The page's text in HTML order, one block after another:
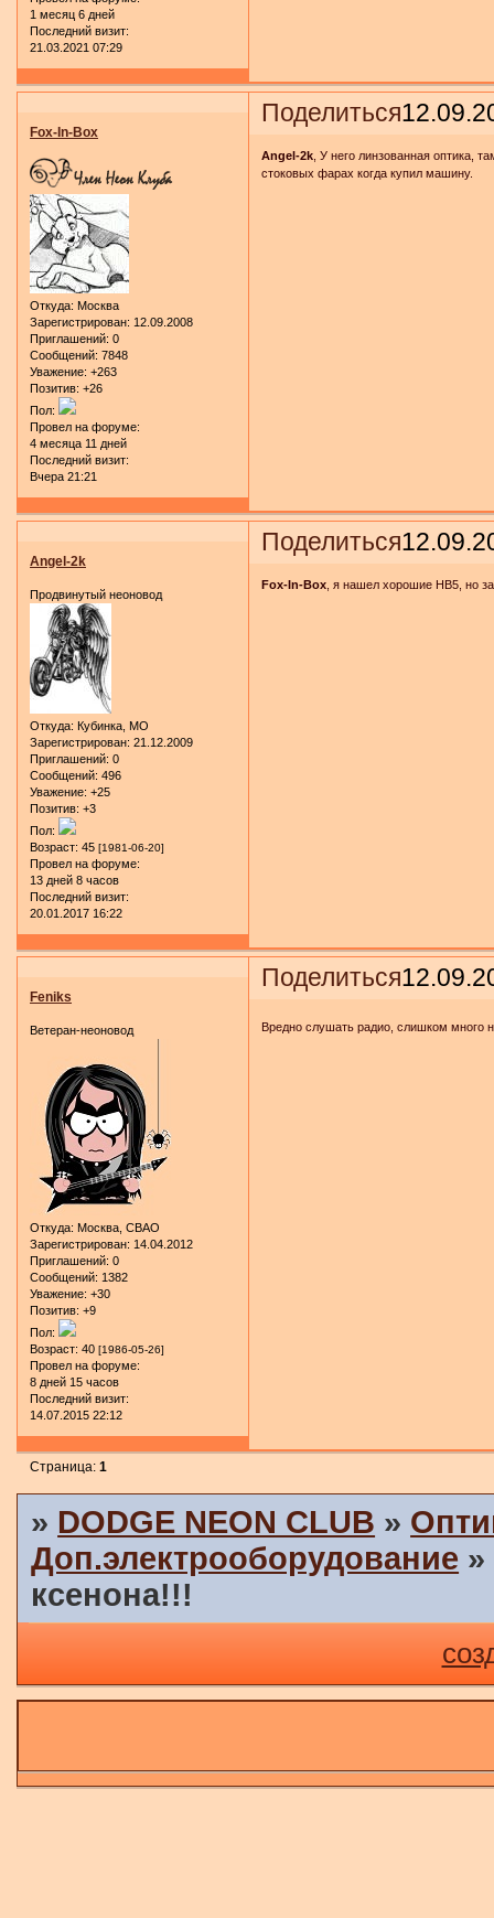
1 месяц 6 дней
Последний визит:
21.03.2021 07:29
Поделиться
Fox-In-Box
Откуда: Москва
Зарегистрирован: 12.09.2008
Приглашений: 0
Сообщений: 7848
Уважение: +263
Позитив: +26
Пол:
Провел на форуме:
4 месяца 11 дней
Последний визит:
Вчера 21:21
Angel-2k , У него линзованная оптика,
стоковых фарах когда купил машину.
Поделиться
Angel-2k
Продвинутый неоновод
Откуда: Кубинка, МО
Зарегистрирован: 21.12.2009
Приглашений: 0
Сообщений: 496
Уважение: +25
Позитив: +3
Пол:
Возраст: 45 [1981-06-20]
Провел на форуме:
13 дней 8 часов
Последний визит:
20.01.2017 16:22
Fox-In-Box , я нашел хорошие НВ5, но
Поделиться
Feniks
Ветеран-неоновод
Откуда: Москва, СВАО
Зарегистрирован: 14.04.2012
Приглашений: 0
Сообщений: 1382
Уважение: +30
Позитив: +9
Пол:
Возраст: 40 [1986-05-26]
Провел на форуме:
8 дней 15 часов
Последний визит:
14.07.2015 22:12
Вредно слушать радио, слишком много
Страница:1
» DODGE NEON CLUB »
Доп.электрооборудование »
ксенона!!!